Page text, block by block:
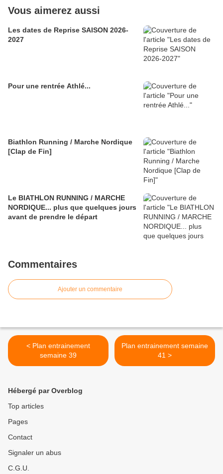
Vous aimerez aussi
Les dates de Reprise SAISON 2026-
2027
Pour une rentrée Athlé...
Biathlon Running / Marche Nordique
[Clap de Fin]
Le BIATHLON RUNNING / MARCHE
NORDIQUE... plus que quelques jours
avant de prendre le départ
Commentaires
Ajouter un commentaire
< Plan entrainement
semaine 39
Plan entrainement semaine
41 >
Hébergé par Overblog
Top articles
Pages
Contact
Signaler un abus
C.G.U.